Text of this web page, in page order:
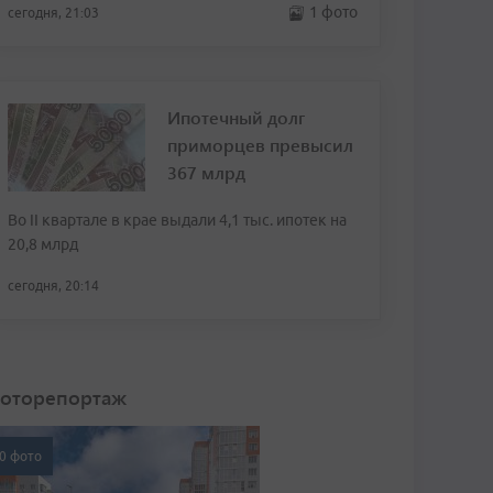
сегодня, 21:03 1 фото
Ипотечный долг
приморцев превысил
367 млрд
Во II квартале в крае выдали 4,1 тыс. ипотек на
20,8 млрд
сегодня, 20:14
фото